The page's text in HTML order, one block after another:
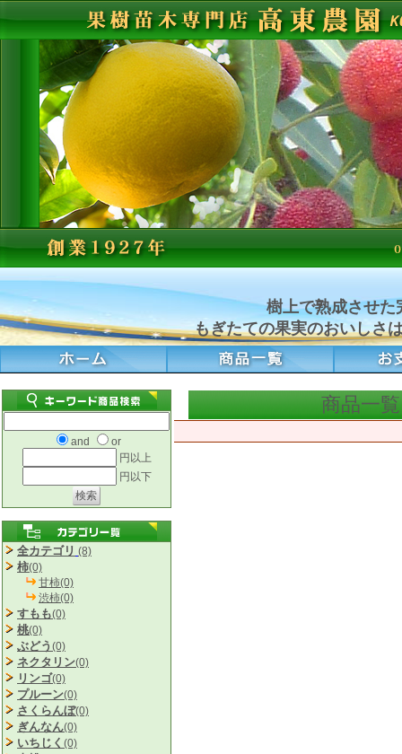
樹上で熟成させた
もぎたての果実のおいしさ
and
or
円以上
円以下
全カテゴリ (8)
柿(0)
甘柿(0)
渋柿(0)
すもも(0)
桃(0)
ぶどう (0)
ネクタリン(0)
リンゴ(0)
プルーン(0)
さくらんぼ(0)
ぎんなん(0)
いちじく (0)
商品一